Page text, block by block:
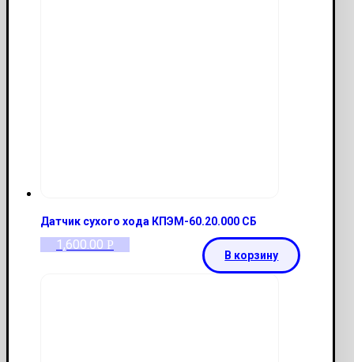
Датчик сухого хода КПЭМ-60.20.000 СБ
1,600.00 Р
В корзину